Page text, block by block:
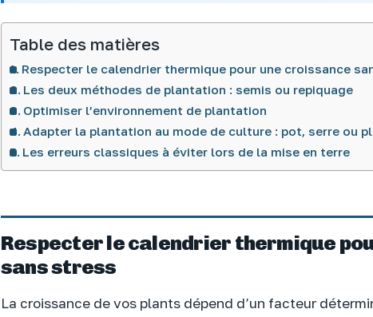
Table des matières
Respecter le calendrier thermique pour une croissance
Les deux méthodes de plantation : semis ou repiquage
Optimiser l’environnement de plantation
Adapter la plantation au mode de culture : pot, serre ou
Les erreurs classiques à éviter lors de la mise en terre
Respecter le calendrier thermique
sans stress
La croissance de vos plants dépend d’un facteur